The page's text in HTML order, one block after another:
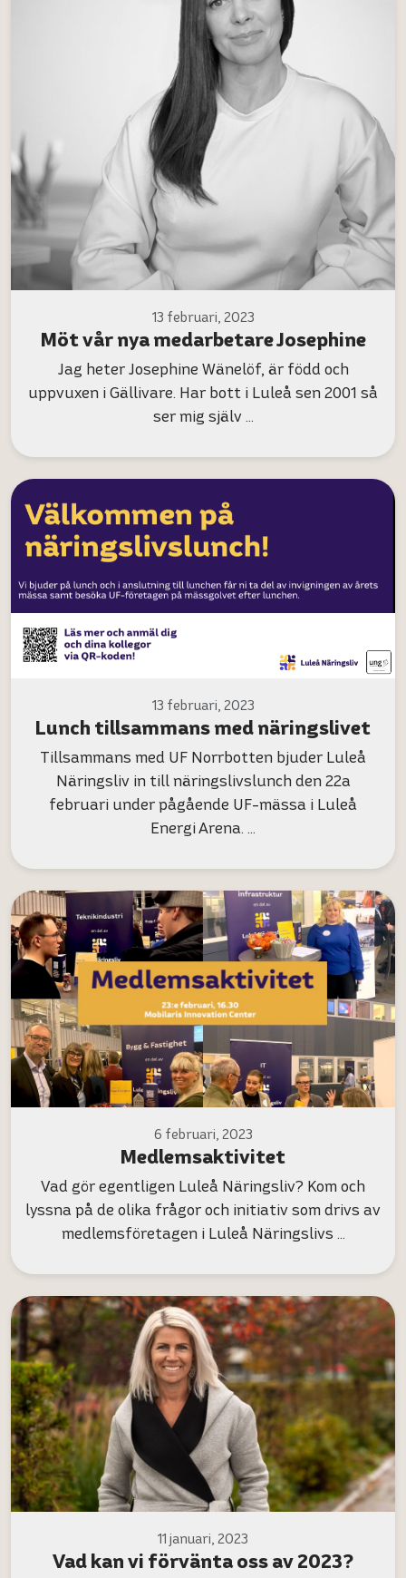
13 februari, 2023
Möt vår nya medarbetare Josephine
Jag heter Josephine Wänelöf, är född och
uppvuxen i Gällivare. Har bott i Luleå sen 2001 så
ser mig själv …
13 februari, 2023
Lunch tillsammans med näringslivet
Tillsammans med UF Norrbotten bjuder Luleå
Näringsliv in till näringslivslunch den 22a
februari under pågående UF-mässa i Luleå
Energi Arena. …
6 februari, 2023
Medlemsaktivitet
Vad gör egentligen Luleå Näringsliv? Kom och
lyssna på de olika frågor och initiativ som drivs av
medlemsföretagen i Luleå Näringslivs …
11 januari, 2023
Vad kan vi förvänta oss av 2023?